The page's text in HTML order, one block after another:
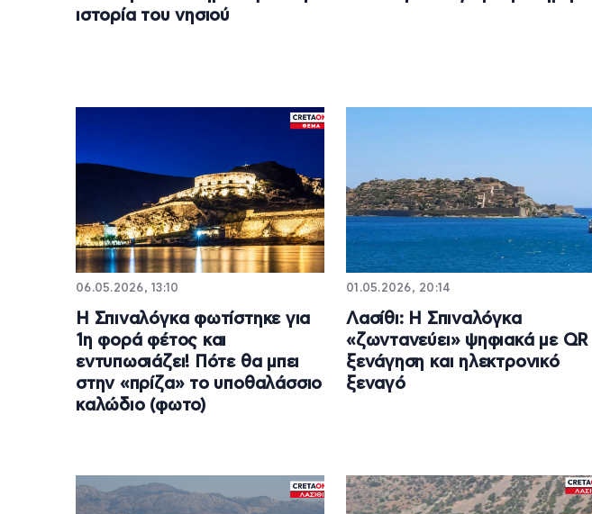
ιστορία του νησιού
06.05.2026, 13:10
Η Σπιναλόγκα φωτίστηκε για
1η φορά φέτος και
εντυπωσιάζει! Πότε θα μπει
στην «πρίζα» το υποθαλάσσιο
καλώδιο (φωτο)
01.05.2026, 20:14
Λασίθι: Η Σπιναλόγκα
«ζωντανεύει» ψηφιακά με QR
ξενάγηση και ηλεκτρονικό
ξεναγό